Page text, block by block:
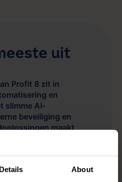
Details About
uit
Profit 8 zit in
en
slimme AI-
beveiliging en
maakt
om processen te
te